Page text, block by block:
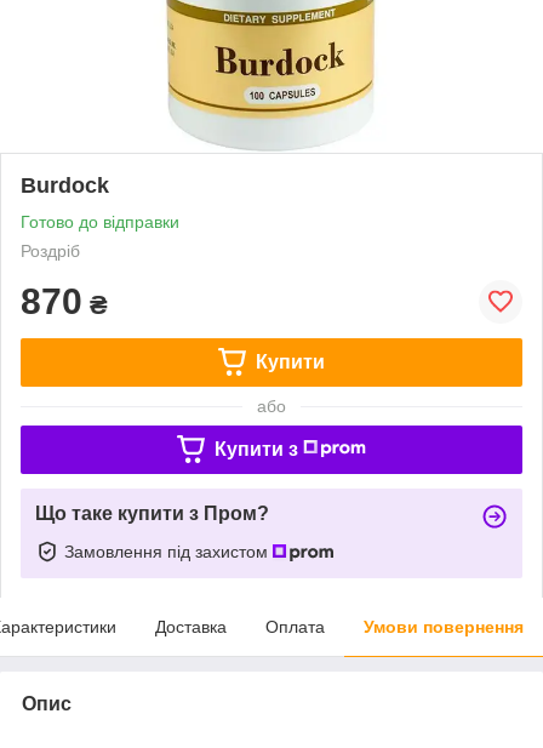
Burdock
Готово до відправки
Роздріб
870 ₴
Купити
або
Купити з
Що таке купити з Пром?
Замовлення під захистом
Доставка Оплата Умови повернення
Опис